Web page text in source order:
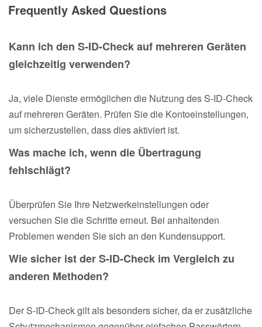
Frequently Asked Questions
Kann ich den S-ID-Check auf mehreren Geräten
gleichzeitig verwenden?
Ja, viele Dienste ermöglichen die Nutzung des S-ID-Check
auf mehreren Geräten. Prüfen Sie die Kontoeinstellungen,
um sicherzustellen, dass dies aktiviert ist.
Was mache ich, wenn die Übertragung
fehlschlägt?
Überprüfen Sie Ihre Netzwerkeinstellungen oder
versuchen Sie die Schritte erneut. Bei anhaltenden
Problemen wenden Sie sich an den Kundensupport.
Wie sicher ist der S-ID-Check im Vergleich zu
anderen Methoden?
Der S-ID-Check gilt als besonders sicher, da er zusätzliche